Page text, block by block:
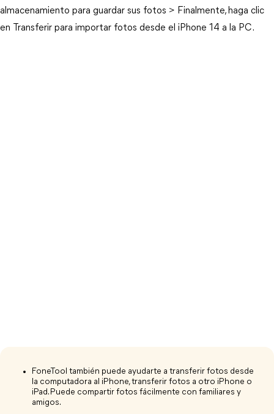
almacenamiento para guardar sus fotos > Finalmente, haga clic
en Transferir para importar fotos desde el iPhone 14 a la PC.
FoneTool también puede ayudarte a transferir fotos desde
la computadora al iPhone, transferir fotos a otro iPhone o
iPad. Puede compartir fotos fácilmente con familiares y
amigos.